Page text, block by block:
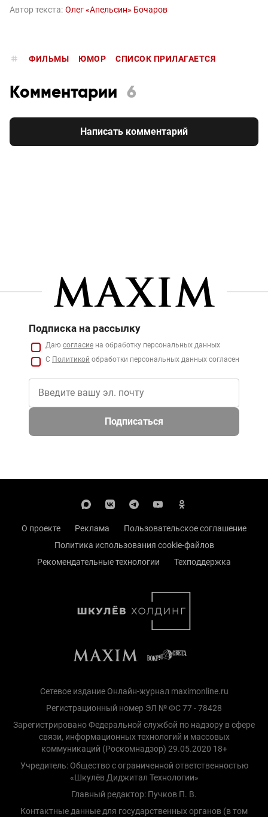
Автор текста: Олег «Апельсин» Бочаров
ФИЛЬМЫ ЮМОР СПИСОК ПРИЛАГАЕТСЯ
Комментарии 6
Написать комментарий
Подписка на рассылку
Даю согласие на обработку персональных данных
С Политикой обработки персональных данных согласен
Подписаться
О проекте Реклама
Пользовательское соглашение
Политика использования cookie-файлов
Рекомендательные технологии
Техподдержка
Сетевое издание Онлайн-журнал maximonline.ru
Регистрационный номер ЭЛ № ФС 77 - 78428
Зарегистрировано Федеральной службой по надзору в сфере
связи, информационных технологий и массовых
коммуникаций (Роскомнадзор) 29.05.2020 18+
Учредитель: Общество с ограниченной ответственностью
«Шкулёв Диджитал Технологии»
Главный редактор: Пучков П. В.
Контактные данные для государственных органов (в том